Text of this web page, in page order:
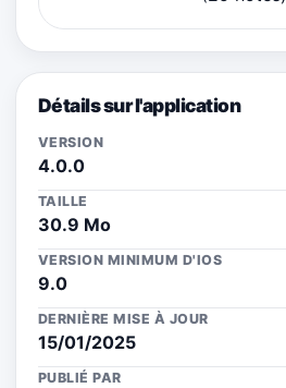
Détails sur l'application
VERSION
4.0.0
TAILLE
30.9 Mo
VERSION MINIMUM D'IOS
9.0
DERNIÈRE MISE À JOUR
15/01/2025
PUBLIÉ PAR